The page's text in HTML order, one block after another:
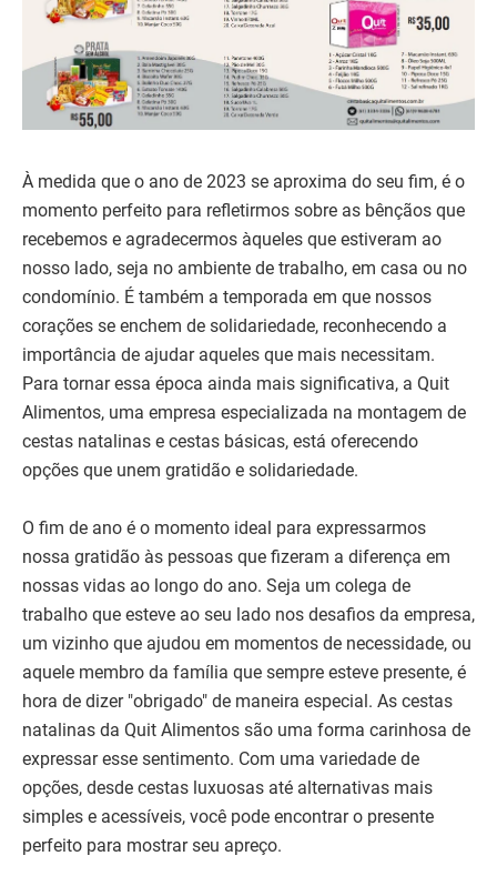
À medida que o ano de 2023 se aproxima do seu fim, é o
momento perfeito para refletirmos sobre as bênçãos que
recebemos e agradecermos àqueles que estiveram ao
nosso lado, seja no ambiente de trabalho, em casa ou no
condomínio. É também a temporada em que nossos
corações se enchem de solidariedade, reconhecendo a
importância de ajudar aqueles que mais necessitam.
Para tornar essa época ainda mais significativa, a Quit
Alimentos, uma empresa especializada na montagem de
cestas natalinas e cestas básicas, está oferecendo
opções que unem gratidão e solidariedade.
O fim de ano é o momento ideal para expressarmos
nossa gratidão às pessoas que fizeram a diferença em
nossas vidas ao longo do ano. Seja um colega de
trabalho que esteve ao seu lado nos desafios da empresa,
um vizinho que ajudou em momentos de necessidade, ou
aquele membro da família que sempre esteve presente, é
hora de dizer "obrigado" de maneira especial. As cestas
natalinas da Quit Alimentos são uma forma carinhosa de
expressar esse sentimento. Com uma variedade de
opções, desde cestas luxuosas até alternativas mais
simples e acessíveis, você pode encontrar o presente
perfeito para mostrar seu apreço.